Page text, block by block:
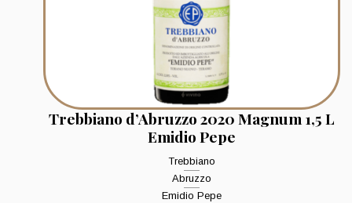
Trebbiano d’Abruzzo 2020 Magnum 1,5 L
Emidio Pepe
Trebbiano
Abruzzo
Emidio Pepe